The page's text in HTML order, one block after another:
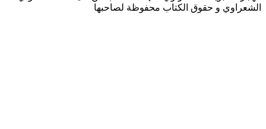
الشعراوي و حقوق الكتاب محفوظة لصاحبها